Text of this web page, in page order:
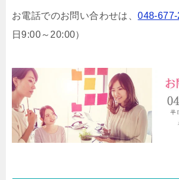
お電話でのお問い合わせは、048-
日9:00～20:00）